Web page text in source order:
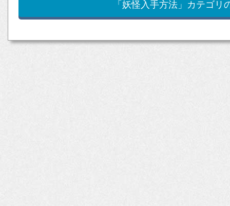
「妖怪入手方法」カテゴリ